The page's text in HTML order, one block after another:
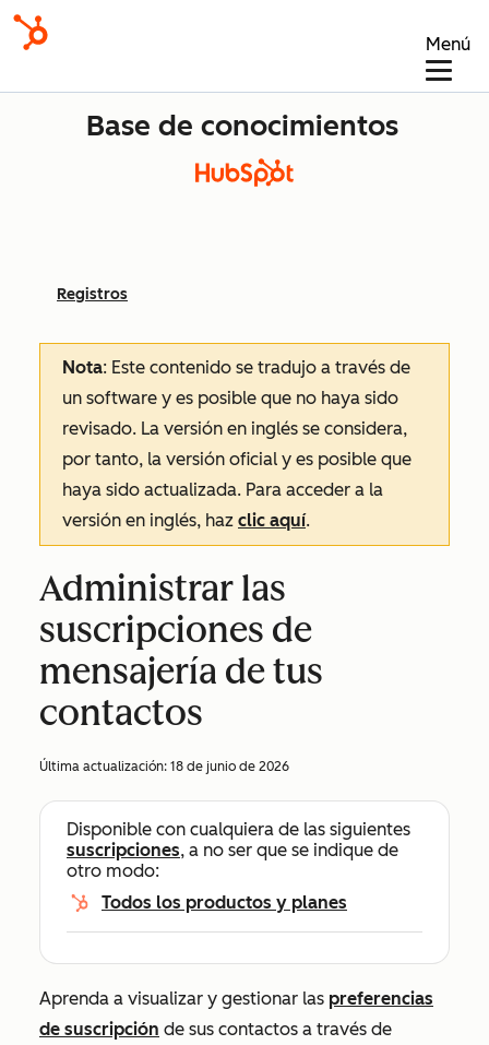
Menú
Base de conocimientos
Registros
Nota: Este contenido se tradujo a través de
un software y es posible que no haya sido
revisado. La versión en inglés se considera,
por tanto, la versión oficial y es posible que
haya sido actualizada. Para acceder a la
versión en inglés, haz clic aquí.
Administrar las
suscripciones de
mensajería de tus
contactos
Última actualización: 18 de junio de 2026
Disponible con cualquiera de las siguientes
suscripciones, a no ser que se indique de
otro modo:
Todos los productos y planes
Aprenda a visualizar y gestionar las preferencias
de suscripción de sus contactos a través de